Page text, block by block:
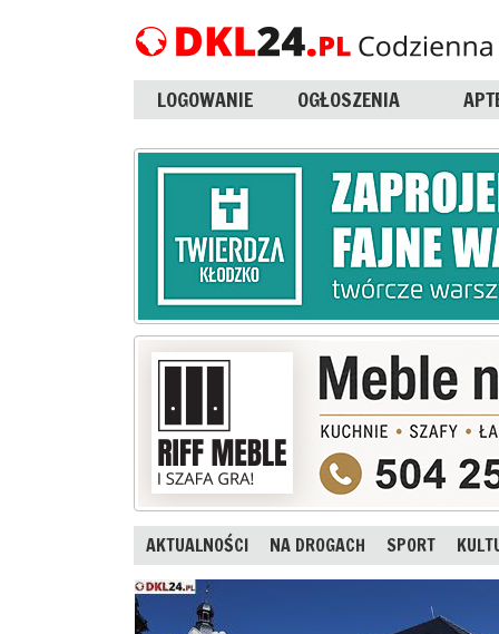
LOGOWANIE OGŁOSZENIA
AKTUALNOŚCI NA DROGACH SPORT